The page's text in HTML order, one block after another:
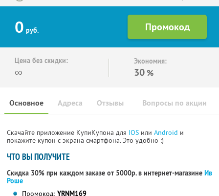
0 руб.
Цена без скидки:
∞
Экономия:
30 %
Основное Отзывы Вопросы по акции
Адреса
Скачайте приложение КупиКупона для IOS или Android и
покажите купон с экрана смартфона. Это удобно :)
ЧТО ВЫ ПОЛУЧИТЕ
Скидка 30% при каждом заказе от 5000р. в интернет-магазине Ив
Роше
Промокод: YRNM169